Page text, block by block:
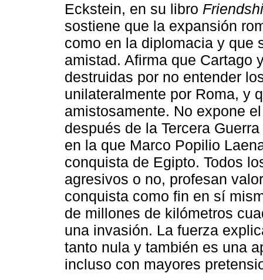
Eckstein, en su libro
sostiene que la expansión
como en la diplomacia y que
amistad. Afirma que Cartago
destruidas por no entender
unilateralmente por Roma, y
amistosamente. No expone
después de la Tercera
en la que Marco Popilio
conquista de Egipto. Todos
agresivos o no, profesan
conquista como fin en sí
de millones de kilómetros
una invasión. La fuerza
tanto nula y también es una
incluso con mayores